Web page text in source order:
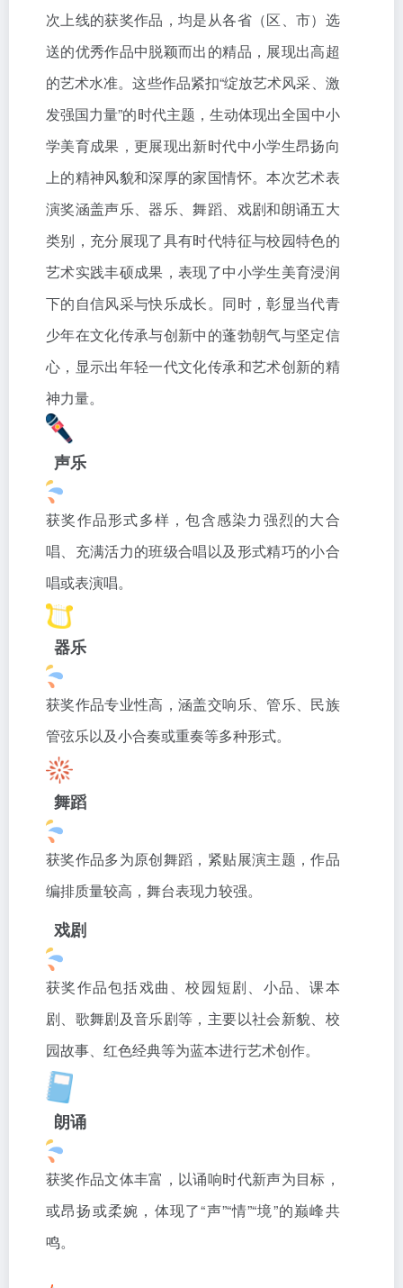
次上线的获奖作品，均是从各省（区、市）选
送的优秀作品中脱颖而出的精品，展现出高超
的艺术水准。这些作品紧扣“绽放艺术风采、激
发强国力量”的时代主题，生动体现出全国中小
学美育成果，更展现出新时代中小学生昂扬向
上的精神风貌和深厚的家国情怀。本次艺术表
演奖涵盖声乐、器乐、舞蹈、戏剧和朗诵五大
类别，充分展现了具有时代特征与校园特色的
艺术实践丰硕成果，表现了中小学生美育浸润
下的自信风采与快乐成长。同时，彰显当代青
少年在文化传承与创新中的蓬勃朝气与坚定信
心，显示出年轻一代文化传承和艺术创新的精
神力量。
声乐
获奖作品形式多样，包含感染力强烈的大合
唱、充满活力的班级合唱以及形式精巧的小合
唱或表演唱。
器乐
获奖作品专业性高，涵盖交响乐、管乐、民族
管弦乐以及小合奏或重奏等多种形式。
舞蹈
获奖作品多为原创舞蹈，紧贴展演主题，作品
编排质量较高，舞台表现力较强。
戏剧
获奖作品包括戏曲、校园短剧、小品、课本
剧、歌舞剧及音乐剧等，主要以社会新貌、校
园故事、红色经典等为蓝本进行艺术创作。
朗诵
获奖作品文体丰富，以诵响时代新声为目标，
或昂扬或柔婉，体现了“声”“情”“境”的巅峰共
鸣。